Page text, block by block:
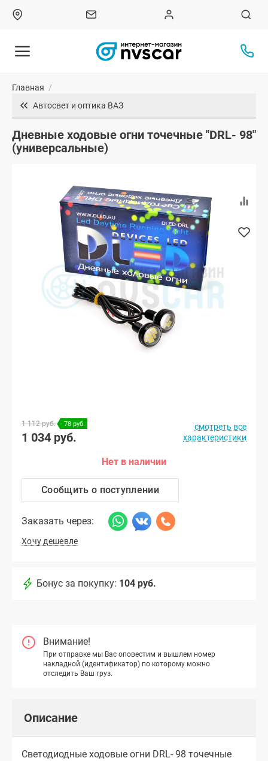
Главная /
Автосвет и оптика ВАЗ
Дневные ходовые огни точечные "DRL- 98"
(универсальные)
1 112 руб. - 78 руб.
1 034 руб.
смотреть все
характеристики
Нет в наличии
Сообщить о поступлении
Заказать через:
Хочу дешевле
Бонус за покупку: 104 руб.
Внимание!
При отправке мы Вас оповестим и вышлем номер
накладной (идентификатор) по которому можно
отследить Ваш груз.
Описание
Cветодиодные ходовые огни DRL- 98 точечные